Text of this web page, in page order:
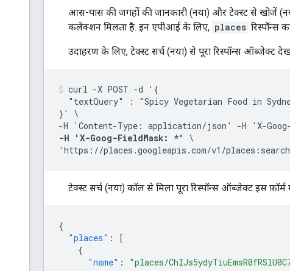
आस-पास की जगहों की जानकारी (नया) और टेक्स्ट से खोजें
कलेक्शन मिलता है. इन एपीआई के लिए, places रिस्पॉन्स
उदाहरण के लिए, टेक्स्ट सर्च (नया) से पूरा रिस्पॉन्स ऑब्जेक्ट
curl -X POST -d '{
"textQuery" : "Spicy Vegetarian Food in
}' \
-H 'Content-Type: application/json' -H 'X-
-H 'X-Goog-FieldMask: *'
\
'https://places.googleapis.com/v1/
टेक्स्ट सर्च (नया) कॉल से मिला पूरा रिस्पॉन्स ऑब्जेक्ट इस फ़ॉर्म
{
"places" :
[
{
"name" : "places/